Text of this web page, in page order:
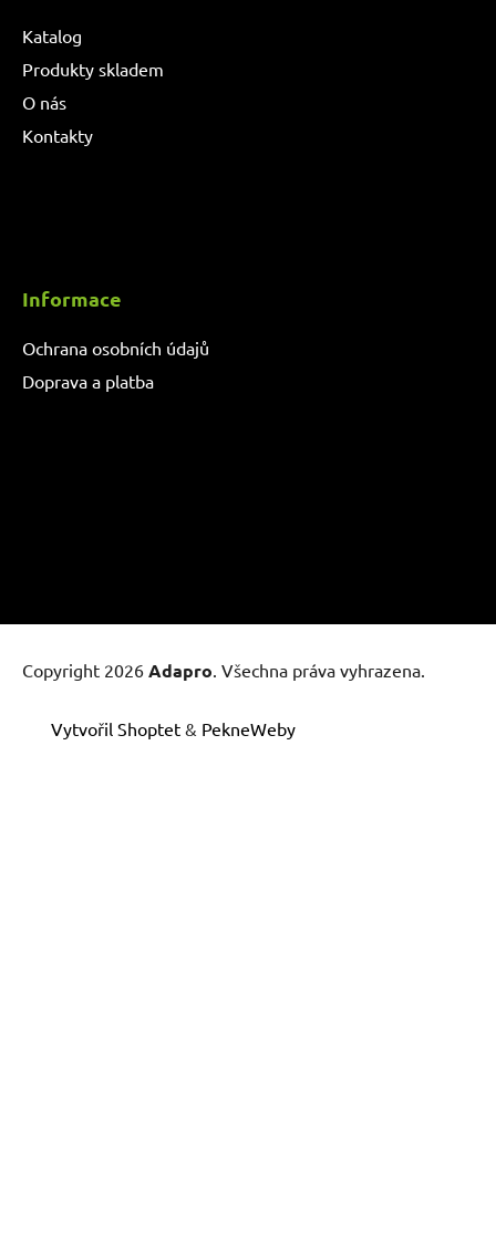
Katalog
Produkty skladem
O nás
Kontakty
Informace
Ochrana osobních údajů
Doprava a platba
Vytvořil Shoptet & PekneWeby
Copyright 2026 Adapro . Všechna práva vyhrazena.